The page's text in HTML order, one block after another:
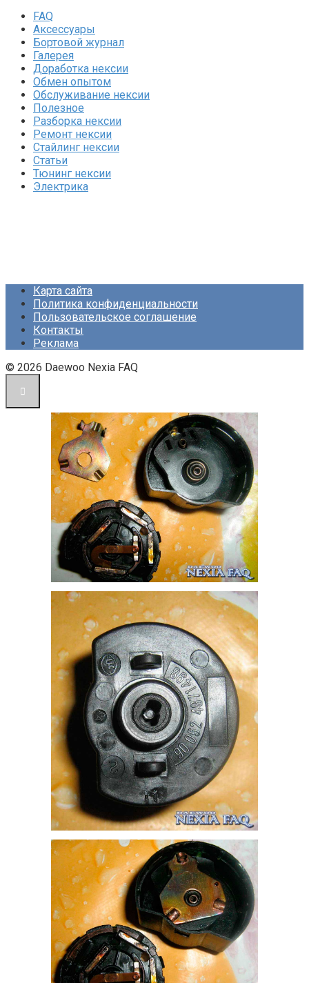
FAQ
Аксессуары
Бортовой журнал
Галерея
Доработка нексии
Обмен опытом
Обслуживание нексии
Полезное
Разборка нексии
Ремонт нексии
Стайлинг нексии
Статьи
Тюнинг нексии
Электрика
Карта сайта
Политика конфиденциальности
Пользовательское соглашение
Контакты
Реклама
© 2026 Daewoo Nexia FAQ